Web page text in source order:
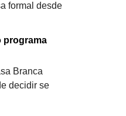
formal desde
programa
Branca
decidir se